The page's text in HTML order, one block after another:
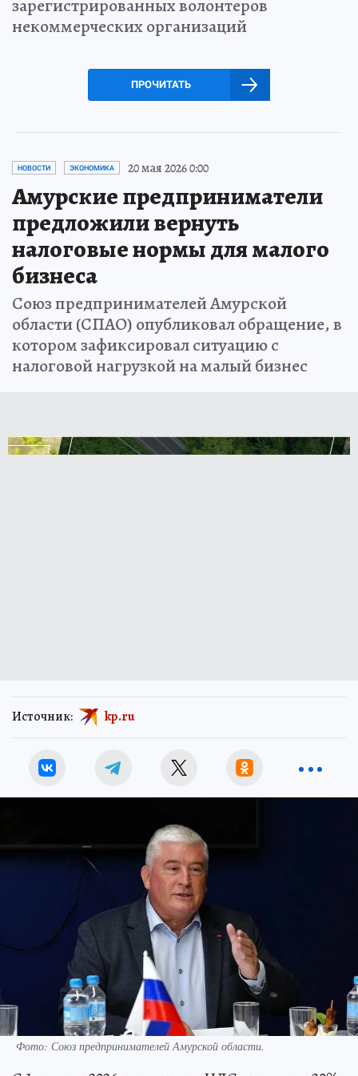
зарегистрированных волонтеров
некоммерческих организаций
ПРОЧИТАТЬ
НОВОСТИ ЭКОНОМИКА 20 мая 2026 0:00
Амурские предприниматели
предложили вернуть
налоговые нормы для малого
бизнеса
Союз предпринимателей Амурской
области (СПАО) опубликовал обращение, в
котором зафиксировал ситуацию с
налоговой нагрузкой на малый бизнес
Источник: kp.ru
Фото: Союз предпринимателей Амурской области.